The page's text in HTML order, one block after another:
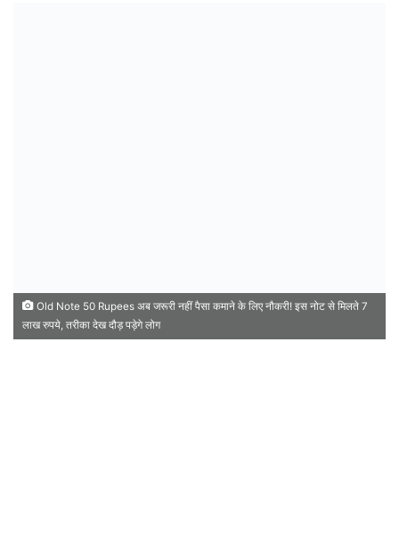
Old Note 50 Rupees अब जरूरी नहीं पैसा कमाने के लिए नौकरी! इस नोट से मिलते 7
लाख रुपये, तरीका देख दौड़ पड़ेगे लोग